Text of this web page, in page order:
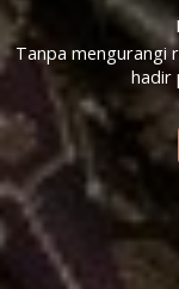
Tanpa mengurangi
hadir